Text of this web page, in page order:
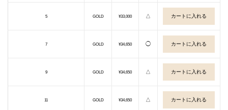
5 GOLD ¥33,000 △
7 GOLD ¥34,650 ◯
9 GOLD ¥34,650 △
11 GOLD ¥34,650 △